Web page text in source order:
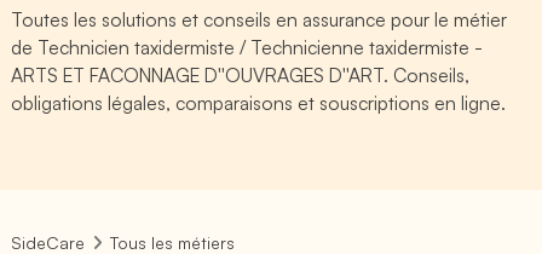
Toutes les solutions et conseils en assurance pour le métier
de Technicien taxidermiste / Technicienne taxidermiste -
ARTS ET FACONNAGE D''OUVRAGES D''ART. Conseils,
obligations légales, comparaisons et souscriptions en ligne.
SideCare
Tous les métiers